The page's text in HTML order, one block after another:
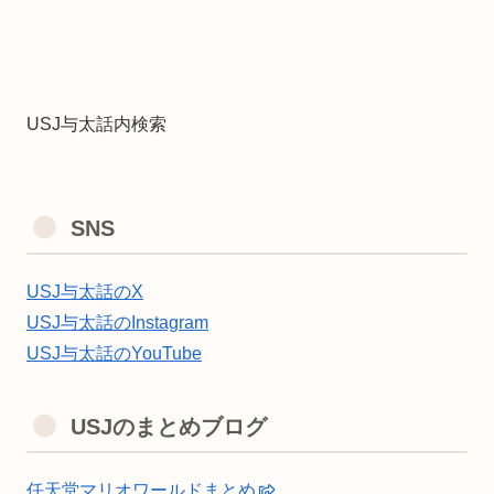
USJ与太話内検索
SNS
USJ与太話のX
USJ与太話のInstagram
USJ与太話のYouTube
USJのまとめブログ
任天堂マリオワールドまとめ